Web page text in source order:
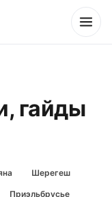
гайды
Шерегеш
Приэльбрусье